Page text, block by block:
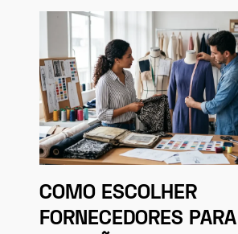
COMO ESCOLHER
FORNECEDORES